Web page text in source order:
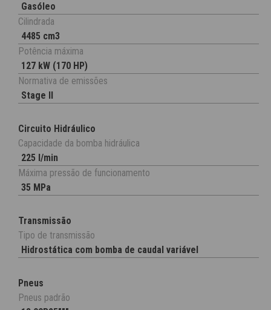
Gasóleo
Cilindrada
4485 cm3
Potência máxima
127 kW (170 HP)
Normativa de emissões
Stage II
Circuito Hidráulico
Capacidade da bomba hidráulica
225 l/min
Máxima pressão de funcionamento
35 MPa
Transmissão
Tipo de transmissão
Hidrostática com bomba de caudal variável
Pneus
Pneus padrão